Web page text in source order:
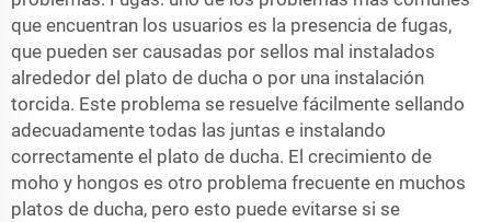
que encuentran los usuarios es la presencia de fugas,
que pueden ser causadas por sellos mal instalados
alrededor del plato de ducha o por una instalación
torcida. Este problema se resuelve fácilmente sellando
adecuadamente todas las juntas e instalando
correctamente el plato de ducha. El crecimiento de
moho y hongos es otro problema frecuente en muchos
platos de ducha, pero esto puede evitarse si se